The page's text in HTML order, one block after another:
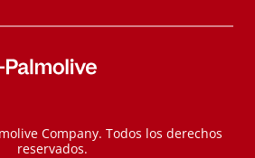
Company. Todos los derechos
reservados.